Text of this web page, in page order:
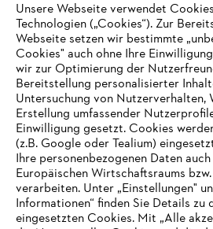
Unternehmen
Häufig gestellte Fragen
Support
Unsere Webseite verwendet
Technologien („Cookies“). Zur
Webseite setzen wir bestimmte
Cookies" auch ohne Ihre
wir zur Optimierung der
Bereitstellung personalisierter
Untersuchung von
Erstellung umfassender
Einwilligung gesetzt. Cookies
(z.B. Google oder Tealium)
Ihre personenbezogenen Daten
Europäischen Wirtschaftsraums
verarbeiten. Unter „Einstellungen"
Informationen“ finden Sie Details
eingesetzten Cookies. Mit „Alle